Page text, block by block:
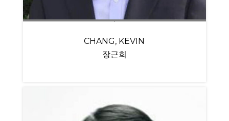
CHANG, KEVIN
장근희